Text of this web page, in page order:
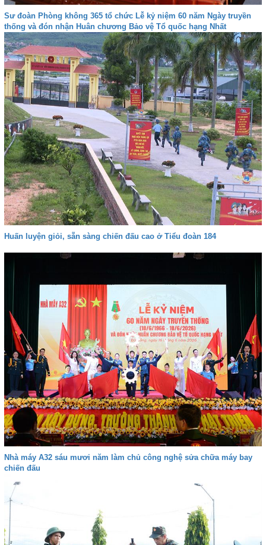
Sư đoàn Phòng không 365 tổ chức Lễ kỷ niệm 60 năm Ngày truyền
thống và đón nhận Huân chương Bảo vệ Tổ quốc hạng Nhất
Huấn luyện giỏi, sẵn sàng chiến đấu cao ở Tiểu đoàn 184
Nhà máy A32 sáu mươi năm làm chủ công nghệ sửa chữa máy bay
chiến đấu